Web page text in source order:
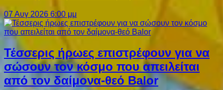
07 Αυγ 2026 6:00 μμ
Τέσσερις ήρωες επιστρέφουν για να
σώσουν τον κόσμο που απειλείται
από τον δαίμονα-θεό Balor